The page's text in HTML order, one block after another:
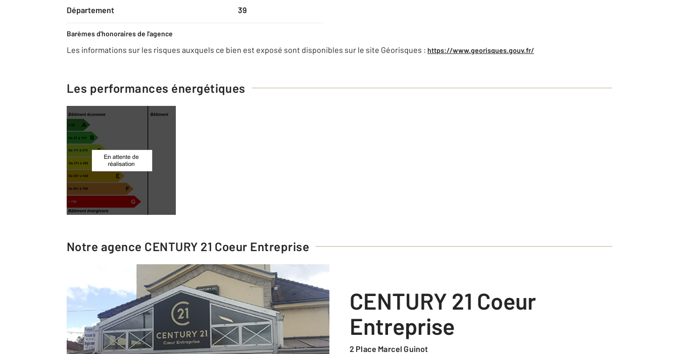
Département 39
Barèmes d'honoraires de l'agence
Les informations sur les risques auxquels ce bien est exposé sont disponibles sur le site Géorisques : https://www.georisques.gouv.fr/
Les performances énergétiques
Notre agence CENTURY 21 Coeur Entreprise
CENTURY 21 Coeur
Entreprise
2 Place Marcel Guinot